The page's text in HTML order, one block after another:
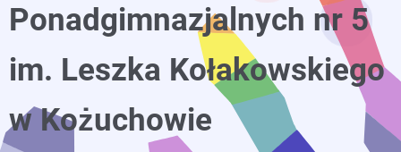
Ponadgimnazjalnych nr 5
im. Leszka Kołakowskiego
w Kożuchowie